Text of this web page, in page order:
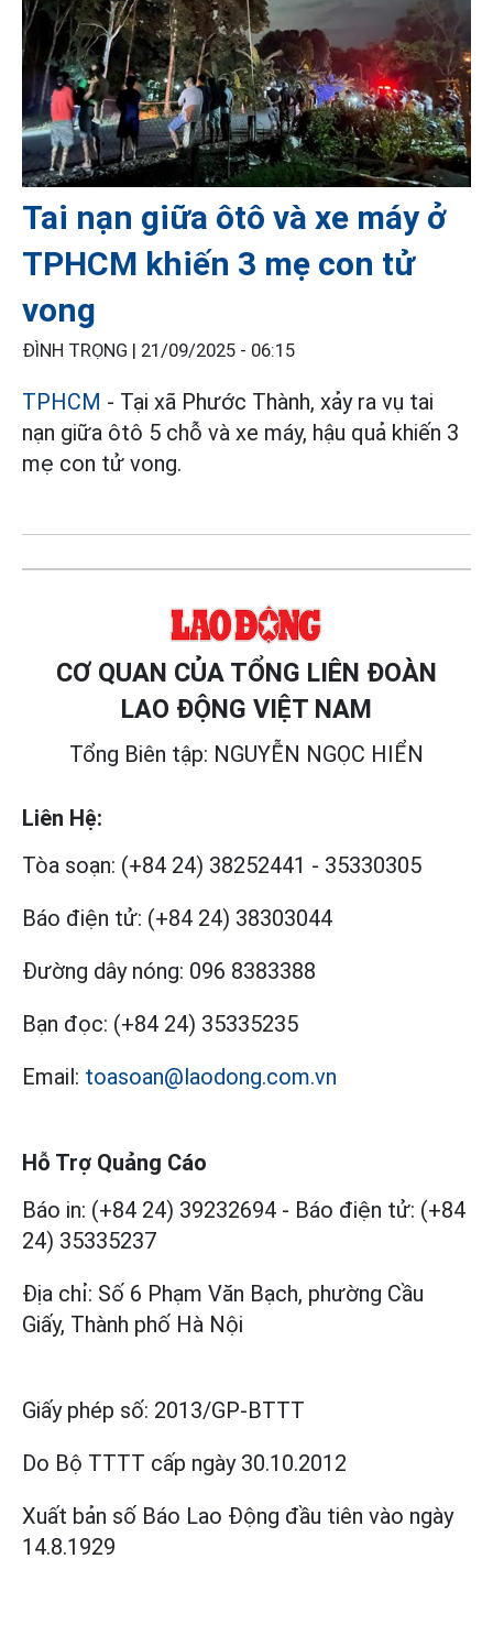
Tai nạn giữa ôtô và xe máy ở
TPHCM khiến 3 mẹ con tử
vong
ĐÌNH TRỌNG | 21/09/2025 - 06:15
TPHCM - Tại xã Phước Thành, xảy ra vụ tai
nạn giữa ôtô 5 chỗ và xe máy, hậu quả khiến 3
mẹ con tử vong.
CƠ QUAN CỦA TỔNG LIÊN ĐOÀN
LAO ĐỘNG VIỆT NAM
Tổng Biên tập: NGUYỄN NGỌC HIỂN
Liên Hệ:
Tòa soạn: (+84 24) 38252441 - 35330305
Báo điện tử: (+84 24) 38303044
Đường dây nóng: 096 8383388
Bạn đọc: (+84 24) 35335235
Email: toasoan@laodong.com.vn
Hỗ Trợ Quảng Cáo
Báo in: (+84 24) 39232694 - Báo điện tử: (+84
24) 35335237
Địa chỉ: Số 6 Phạm Văn Bạch, phường Cầu
Giấy, Thành phố Hà Nội
Giấy phép số: 2013/GP-BTTT
Do Bộ TTTT cấp ngày 30.10.2012
Xuất bản số Báo Lao Động đầu tiên vào ngày
14.8.1929